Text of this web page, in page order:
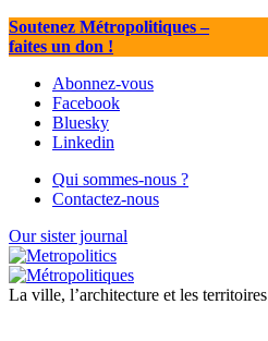
Soutenez Métropolitiques–
faites un don !
Abonnez-vous
Facebook
Bluesky
Linkedin
Qui sommes-nous ?
Contactez-nous
Our sister journal
La ville, l’architecture et les territoires